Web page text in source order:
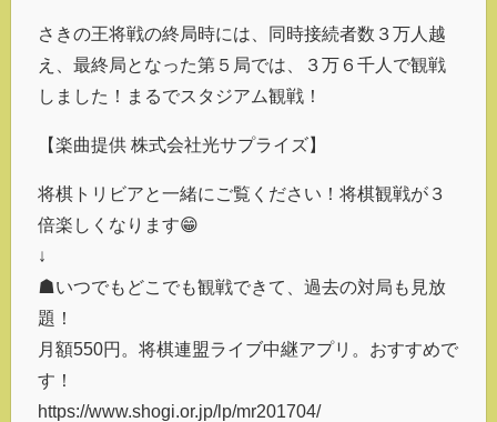
さきの王将戦の終局時には、同時接続者数３万人越
え、最終局となった第５局では、３万６千人で観戦
しました！まるでスタジアム観戦！
【楽曲提供 株式会社光サプライズ】
将棋トリビアと一緒にご覧ください！将棋観戦が３
倍楽しくなります😁
↓
☗いつでもどこでも観戦できて、過去の対局も見放
題！
月額550円。将棋連盟ライブ中継アプリ。おすすめで
す！
https://www.shogi.or.jp/lp/mr201704/